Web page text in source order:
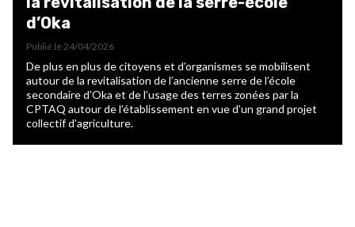
d’Oka
Publié le24/04/2026
De plus en plus de citoyens et d’organismes se mobilisent
autour de la revitalisation de l’ancienne serre de l’école
secondaire d’Oka et de l’usage des terres zonées par la
CPTAQ autour de l’établissement en vue d’un grand projet
collectif d’agriculture.